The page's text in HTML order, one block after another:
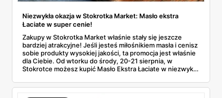
Niezwykła okazja w Stokrotka Market: Masło ekstra
Łaciate w super cenie!
Zakupy w Stokrotka Market właśnie stały się jeszcze
bardziej atrakcyjne! Jeśli jesteś miłośnikiem masła i cenisz
sobie produkty wysokiej jakości, ta promocja jest właśnie
dla Ciebie. Od wtorku do środy, 20-21 sierpnia, w
Stokrotce możesz kupić Masło Ekstra Łaciate w niezwykle